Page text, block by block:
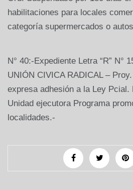
habilitaciones para locales
categoría supermercados o
N° 40:-Expediente Letra “R” N°
UNIÓN CIVICA RADICAL –
expresa adhesión a la Ley Pcial.
Unidad ejecutora Programa
localidades.-